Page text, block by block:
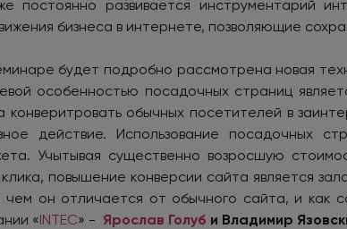
постоянно развивается инструментарий
бизнеса в интернете, позволяющие
будет подробно рассмотрена новая
особенностью посадочных страниц
конверитровать обычных посетителей в
действие. Использование посадочных
Учытывая существенно возросшую
повышение конверсии сайта является
чем он отличается от обычного сайта, и как
«INTEC» - Ярослав Голуб и Владимир